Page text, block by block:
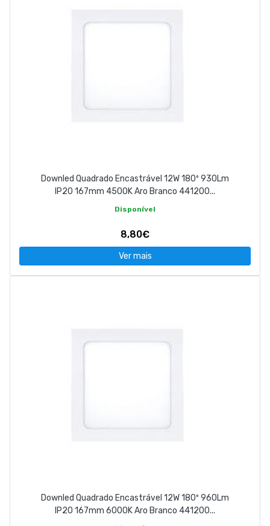
Downled Quadrado Encastrável 12W 180º 930Lm
IP20 167mm 4500K Aro Branco 441200...
Disponível
8,80€
Ver mais
Downled Quadrado Encastrável 12W 180º 960Lm
IP20 167mm 6000K Aro Branco 441200...